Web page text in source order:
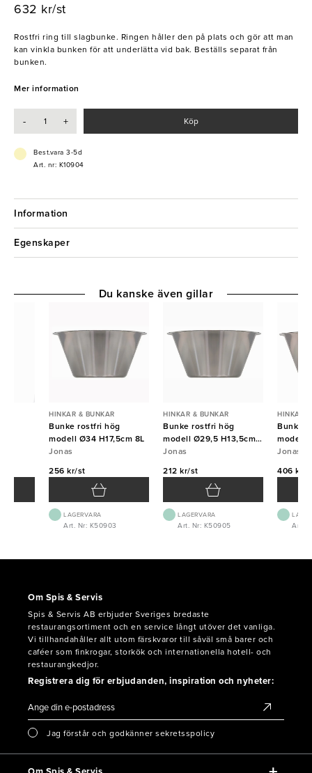
632 kr/st
Rostfri ring till slagbunke. Ringen håller den på plats och gör att man
kan vinkla bunken för att underlätta vid bak. Beställs separat från
bunken.
Mer information
- + Köp
Best.vara 3-5d
Art. nr: K10904
Information
Egenskaper
HINKAR & BUNKAR
Bunke rostfri hög
modell Ø34 H17,5cm 8L
Jonas
256 kr/st
LAGERVARA
Art. Nr: K50903
HINKAR & BUNKAR
Bunke rostfri hög
modell Ø29,5 H13,5cm
5L
Jonas
212 kr/st
LAGERVARA
Art. Nr: K50905
HINKAR
Bunke
modell
Jonas
406 kr/
Art.
Du kanske även gillar
Om Spis & Servis
Spis & Servis AB erbjuder Sveriges bredaste
restaurangsortiment och en service långt utöver det vanliga.
Vi tillhandahåller allt utom färskvaror till såväl små barer och
caféer som finkrogar, storkök och internationella hotell- och
restaurangkedjor.
Registrera dig för erbjudanden, inspiration och nyheter:
Jag förstår och godkänner sekretsspolicy